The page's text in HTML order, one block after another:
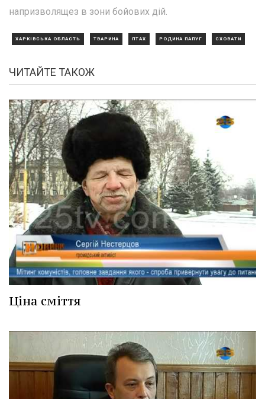
напризволящез в зони бойових дій.
ХАРКІВСЬКА ОБЛАСТЬ ТВАРИНА ПТАХ РОДИНА ПАПУГ СХОВАТИ
ЧИТАЙТЕ ТАКОЖ
Ціна сміття